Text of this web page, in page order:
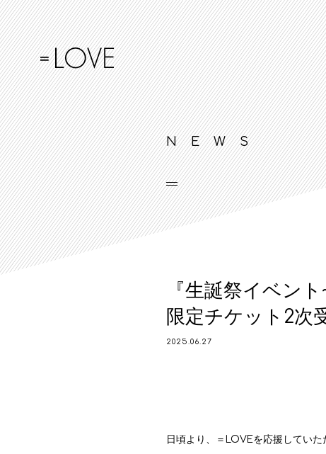
NEWS
『生誕祭イベン
限定チケット2次
2025.06.27
日頃より、＝LOVEを応援していた